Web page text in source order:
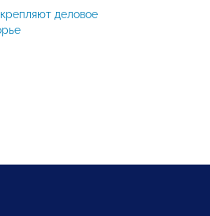
деловое